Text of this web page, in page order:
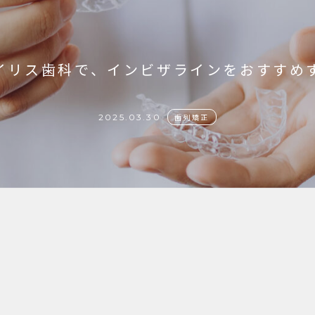
リス歯科で、インビザラインをおすすめ
2025.03.30 歯列矯正